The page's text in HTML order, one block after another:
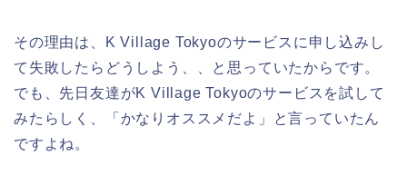
その理由は、K Village Tokyoのサービスに申し込みし
て失敗したらどうしよう、、と思っていたからです。
でも、先日友達がK Village Tokyoのサービスを試して
みたらしく、「かなりオススメだよ」と言っていたん
ですよね。